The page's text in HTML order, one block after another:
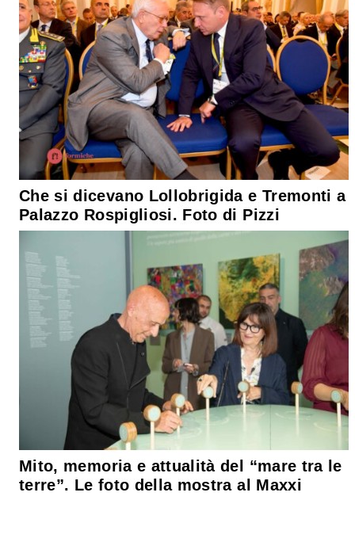
Che si dicevano Lollobrigida e Tremonti a
Palazzo Rospigliosi. Foto di Pizzi
Mito, memoria e attualità del “mare tra le
terre”. Le foto della mostra al Maxxi